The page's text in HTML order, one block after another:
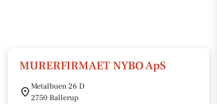
MURERFIRMAET NYBO ApS
Metalbuen 26 D
2750 Ballerup